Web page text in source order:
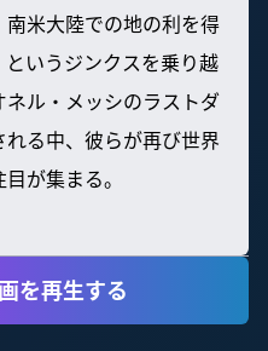
米大陸での地の利を得
いうジンクスを乗り越
ル・メッシのラストダ
る中、彼らが再び世界
が集まる。
を再生する